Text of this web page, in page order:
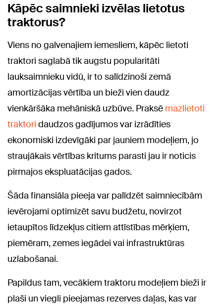
Kāpēc saimnieki izvēlas lietotus
traktorus?
Viens no galvenajiem iemesliem, kāpēc lietoti
traktori saglabā tik augstu popularitāti
lauksaimnieku vidū, ir to salīdzinoši zemā
amortizācijas vērtība un bieži vien daudz
vienkāršāka mehāniskā uzbūve. Praksē mazlietoti
traktori daudzos gadījumos var izrādīties
ekonomiski izdevīgāki par jauniem modeļiem, jo
straujākais vērtības kritums parasti jau ir noticis
pirmajos ekspluatācijas gados.
Šāda finansiāla pieeja var palīdzēt saimniecībām
ievērojami optimizēt savu budžetu, novirzot
ietaupītos līdzekļus citiem attīstības mērķiem,
piemēram, zemes iegādei vai infrastruktūras
uzlabošanai.
Papildus tam, vecākiem traktoru modeļiem bieži ir
plaši un viegli pieejamas rezerves daļas, kas var